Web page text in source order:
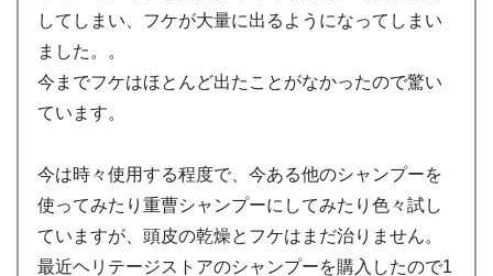
してしまい、フケが大量に出るようになってしまい
ました。。
今までフケはほとんど出たことがなかったので驚い
ています。
今は時々使用する程度で、今ある他のシャンプーを
使ってみたり重曹シャンプーにしてみたり色々試し
ていますが、頭皮の乾燥とフケはまだ治りません。
最近ヘリテージストアのシャンプーを購入したので1